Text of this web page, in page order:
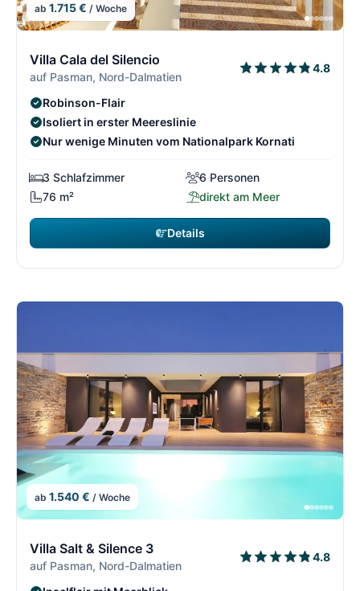
ab 1.715 € / Woche
Villa Cala del Silencio
auf Pasman, Nord-Dalmatien
4.8
Robinson-Flair
Isoliert in erster Meereslinie
Nur wenige Minuten vom Nationalpark Kornati
3 Schlafzimmer
6 Personen
76 m²
direkt am Meer
Details
ab 1.540 € / Woche
Villa Salt & Silence 3
auf Pasman, Nord-Dalmatien
4.8